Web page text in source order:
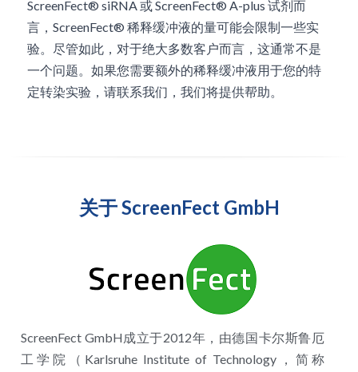
ScreenFect® siRNA 或 ScreenFect® A-plus 试剂而
言，ScreenFect® 稀释缓冲液的量可能会限制一些实
验。尽管如此，对于绝大多数客户而言，这通常不是
一个问题。如果您需要额外的稀释缓冲液用于您的特
定转染实验，请联系我们，我们将提供帮助。
关于 ScreenFect GmbH
ScreenFect GmbH成立于2012年，由德国卡尔斯鲁厄
工学院（Karlsruhe Institute of Technology，简称